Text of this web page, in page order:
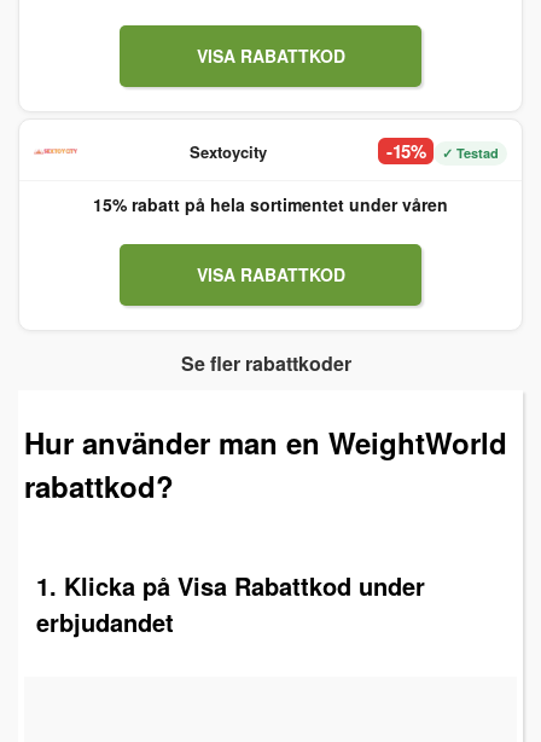
VISA RABATTKOD
Sextoycity -15% ✓ Testad
15% rabatt på hela sortimentet under våren
VISA RABATTKOD
Se fler rabattkoder
Hur använder man en WeightWorld
rabattkod?
1. Klicka på Visa Rabattkod under
erbjudandet